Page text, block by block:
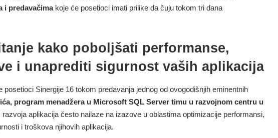
i predavačimakoje će posetioci imati prilike da čuju tokom tri dana
kako poboljšati performanse,
i unaprediti sigurnost vaših aplikacija
posetioci Sinergije 16 tokom predavanja jednog od ovogodišnjih eminentnih
program menadžera u Microsoft SQL Server timu u razvojnom centru u
razvoja aplikacija često nailaze na izazove u oblastima optimizacije performansi,
i troškova njihovih aplikacija.